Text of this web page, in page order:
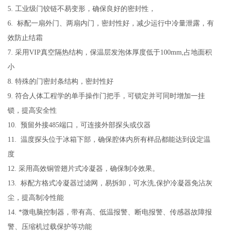
5. 工业级门铰链不易变形，确保良好的密封性，
6. 标配一扇外门、两扇内门，密封性好，减少运行中冷量泄露，有
效防止结霜
7. 采用VIP真空隔热结构，保温层发泡体厚度低于100mm,占地面积
小
8. 特殊的门密封条结构，密封性好
9. 符合人体工程学的单手操作门把手，可锁定并可同时增加一挂
锁，提高安全性
10. 预留外接485端口，可连接外部探头或仪器
11. 温度探头位于冰箱下部，确保腔体内所有样品都能达到设定温
度
12. 采用高效铜管翅片式冷凝器，确保制冷效果。
13. 标配方格式冷凝器过滤网，易拆卸，可水洗,保护冷凝器免沾灰
尘，提高制冷性能
14. *微电脑控制器，带有高、低温报警、断电报警、传感器故障报
警、压缩机过载保护等功能